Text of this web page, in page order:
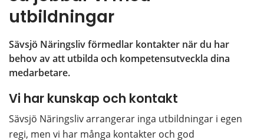
utbildningar
Sävsjö Näringsliv förmedlar kontakter när du har
behov av att utbilda och kompetensutveckla dina
medarbetare.
Vi har kunskap och kontakt
Sävsjö Näringsliv arrangerar inga utbildningar i egen
regi, men vi har många kontakter och god